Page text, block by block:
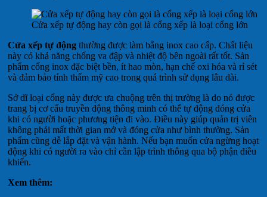
Cửa xếp tự động hay còn gọi là cổng xếp là loại cổng lớn
Cửa xếp tự động thường được làm bằng inox cao cấp. Chất liệu
này có khả năng chống va đập và nhiệt độ bên ngoài rất tốt. Sản
phẩm cổng inox đặc biệt bền, ít hao mòn, hạn chế oxi hóa và rỉ sét
và đảm bảo tính thẩm mỹ cao trong quá trình sử dụng lâu dài.
Sở dĩ loại cổng này được ưa chuộng trên thị trường là do nó được
trang bị cơ cấu truyền động thông minh có thể tự động đóng cửa
khi có người hoặc phương tiện đi vào. Điều này giúp quản trị viên
không phải mất thời gian mở và đóng cửa như bình thường. Sản
phẩm cũng dễ lắp đặt và vận hành. Nếu bạn muốn cửa ngừng hoạt
động khi có người ra vào chỉ cần lập trình thông qua bộ phận điều
khiển.
Xem thêm: